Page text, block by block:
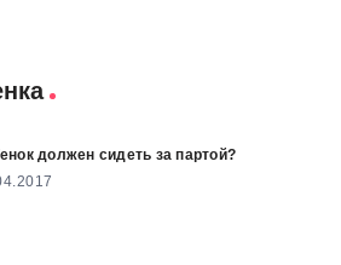
должен сидеть за партой?